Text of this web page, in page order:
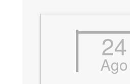
24
Ago